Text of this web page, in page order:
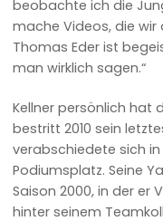
beobachte ich die
mache Videos, die
Thomas Eder ist
man wirklich sagen.“
Kellner persönlich hat
bestritt 2010 sein
verabschiedete sich
Podiumsplatz. Seine
Saison 2000, in der er
hinter seinem